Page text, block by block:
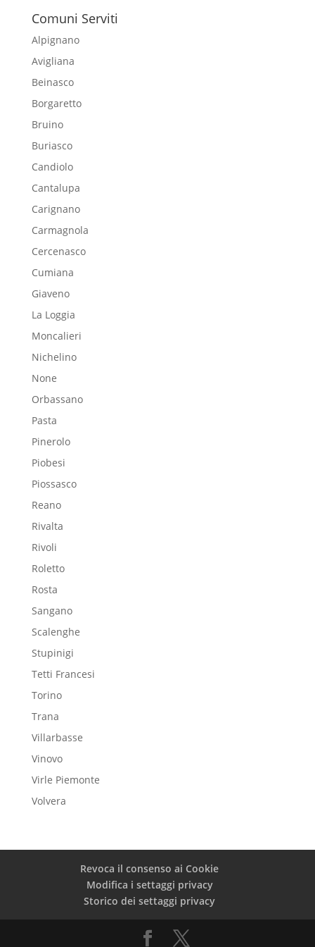
Comuni Serviti
Alpignano
Avigliana
Beinasco
Borgaretto
Bruino
Buriasco
Candiolo
Cantalupa
Carignano
Carmagnola
Cercenasco
Cumiana
Giaveno
La Loggia
Moncalieri
Nichelino
None
Orbassano
Pasta
Pinerolo
Piobesi
Piossasco
Reano
Rivalta
Rivoli
Roletto
Rosta
Sangano
Scalenghe
Stupinigi
Tetti Francesi
Torino
Trana
Villarbasse
Vinovo
Virle Piemonte
Volvera
Revoca il consenso ai Cookie
Modifica i settaggi privacy
Storico dei settaggi privacy